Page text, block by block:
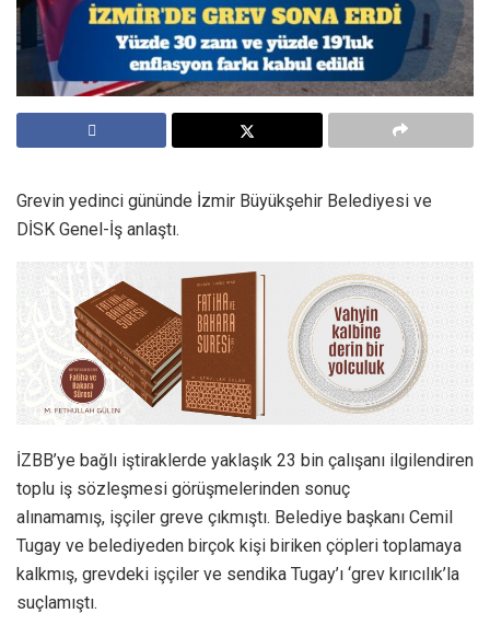
Grevin yedinci gününde İzmir Büyükşehir Belediyesi ve
DİSK Genel-İş anlaştı.
İZBB’ye bağlı iştiraklerde yaklaşık 23 bin çalışanı ilgilendiren
toplu iş sözleşmesi görüşmelerinden sonuç
alınamamış, işçiler greve çıkmıştı. Belediye başkanı Cemil
Tugay ve belediyeden birçok kişi biriken çöpleri toplamaya
kalkmış, grevdeki işçiler ve sendika Tugay’ı ‘grev kırıcılık’la
suçlamıştı.